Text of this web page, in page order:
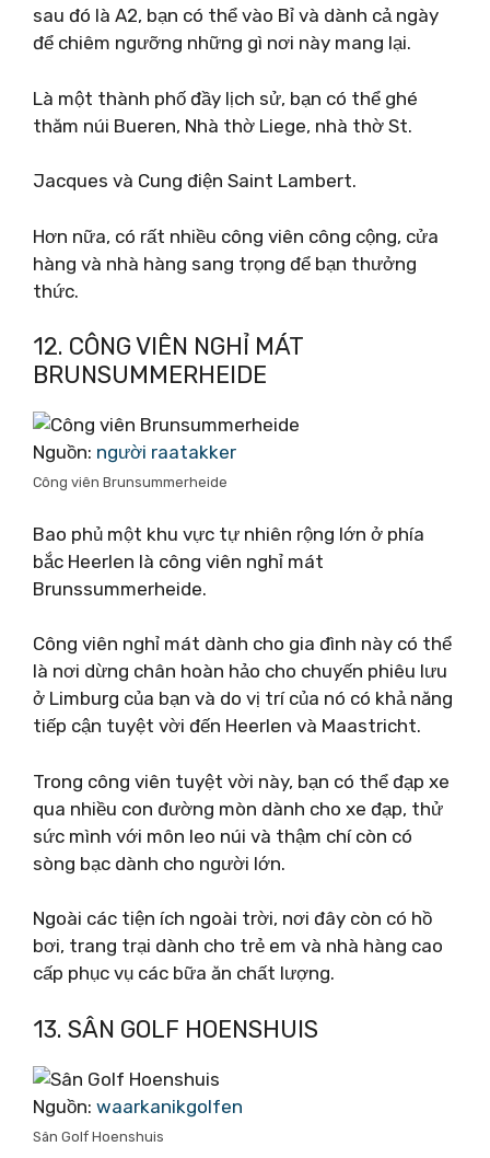
sau đó là A2, bạn có thể vào Bỉ và dành cả ngày
để chiêm ngưỡng những gì nơi này mang lại.
Là một thành phố đầy lịch sử, bạn có thể ghé
thăm núi Bueren, Nhà thờ Liege, nhà thờ St.
Jacques và Cung điện Saint Lambert.
Hơn nữa, có rất nhiều công viên công cộng, cửa
hàng và nhà hàng sang trọng để bạn thưởng
thức.
12. CÔNG VIÊN NGHỈ MÁT
BRUNSUMMERHEIDE
Nguồn: người raatakker
Công viên Brunsummerheide
Bao phủ một khu vực tự nhiên rộng lớn ở phía
bắc Heerlen là công viên nghỉ mát
Brunssummerheide.
Công viên nghỉ mát dành cho gia đình này có thể
là nơi dừng chân hoàn hảo cho chuyến phiêu lưu
ở Limburg của bạn và do vị trí của nó có khả năng
tiếp cận tuyệt vời đến Heerlen và Maastricht.
Trong công viên tuyệt vời này, bạn có thể đạp xe
qua nhiều con đường mòn dành cho xe đạp, thử
sức mình với môn leo núi và thậm chí còn có
sòng bạc dành cho người lớn.
Ngoài các tiện ích ngoài trời, nơi đây còn có hồ
bơi, trang trại dành cho trẻ em và nhà hàng cao
cấp phục vụ các bữa ăn chất lượng.
13. SÂN GOLF HOENSHUIS
Nguồn: waarkanikgolfen
Sân Golf Hoenshuis